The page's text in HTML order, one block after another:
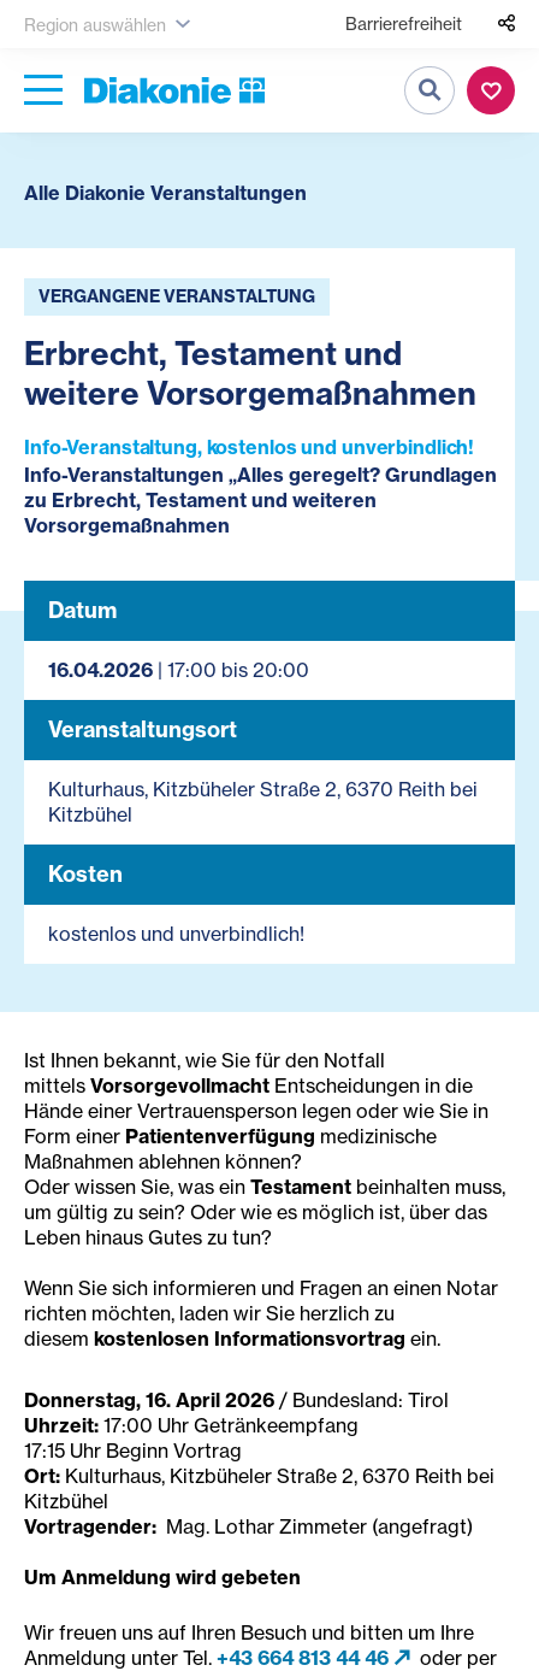
Region auswählen Barrierefreiheit
Suche
Alle Diakonie Veranstaltungen
VERGANGENE VERANSTALTUNG
Erbrecht, Testament und
weitere Vorsorgemaßnahmen
Info-Veranstaltung, kostenlos und unverbindlich!
Info-Veranstaltungen „Alles geregelt? Grundlagen
zu Erbrecht, Testament und weiteren
Vorsorgemaßnahmen
Datum
16.04.2026 | 17:00 bis 20:00
Veranstaltungsort
Kulturhaus, Kitzbüheler Straße 2, 6370 Reith bei
Kitzbühel
Kosten
kostenlos und unverbindlich!
Ist Ihnen bekannt, wie Sie für den Notfall
mittels Vorsorgevollmacht Entscheidungen in die
Hände einer Vertrauensperson legen oder wie Sie in
Form einer Patientenverfügung medizinische
Maßnahmen ablehnen können?
Oder wissen Sie, was ein Testament beinhalten muss,
um gültig zu sein? Oder wie es möglich ist, über das
Leben hinaus Gutes zu tun?
Wenn Sie sich informieren und Fragen an einen Notar
richten möchten, laden wir Sie herzlich zu
diesem kostenlosen Informationsvortrag ein.
Donnerstag, 16. April 2026 / Bundesland: Tirol
Uhrzeit: 17:00 Uhr Getränkeempfang
17:15 Uhr Beginn Vortrag
Ort: Kulturhaus, Kitzbüheler Straße 2, 6370 Reith bei
Kitzbühel
Vortragender: Mag. Lothar Zimmeter (angefragt)
Um Anmeldung wird gebeten
Wir freuen uns auf Ihren Besuch und bitten um Ihre
Anmeldung unter Tel. +43 664 813 44 46
oder per